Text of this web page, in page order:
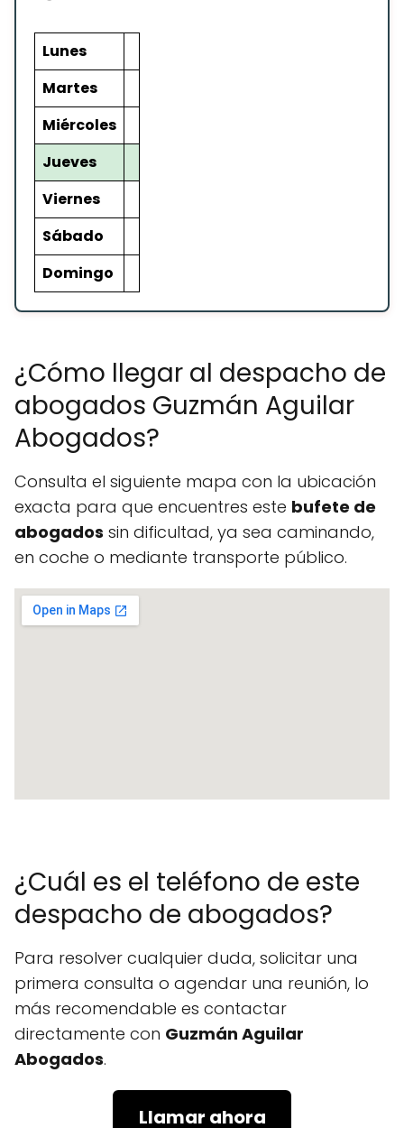
Lunes
Martes
Miércoles
Jueves
Viernes
Sábado
Domingo
¿Cómo llegar al despacho de
abogados Guzmán Aguilar
Abogados?
Consulta el siguiente mapa con la ubicación
exacta para que encuentres este bufete de
abogados sin dificultad, ya sea caminando,
en coche o mediante transporte público.
¿Cuál es el teléfono de este
despacho de abogados?
Para resolver cualquier duda, solicitar una
primera consulta o agendar una reunión, lo
más recomendable es contactar
directamente con Guzmán Aguilar
Abogados.
Llamar ahora